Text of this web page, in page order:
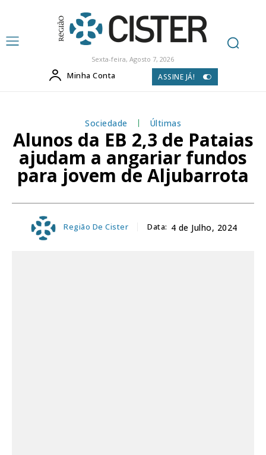
Sexta-feira, Agosto 7, 2026
Minha Conta ASSINE JÁ!
Sociedade Últimas
Alunos da EB 2,3 de Pataias
ajudam a angariar fundos
para jovem de Aljubarrota
Região De Cister Data: 4 de Julho, 2024